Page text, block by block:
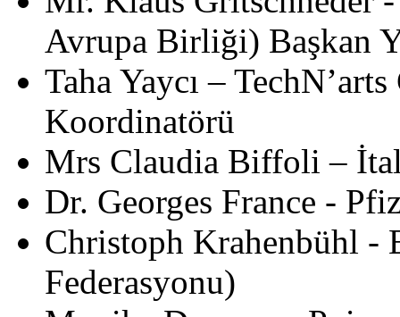
Avrupa Birliği) Başkan
Taha Yaycı –
Koordinatörü
Mrs Claudia Biffoli –
Dr. Georges France -
Christoph Krahenbühl -
Federasyonu)